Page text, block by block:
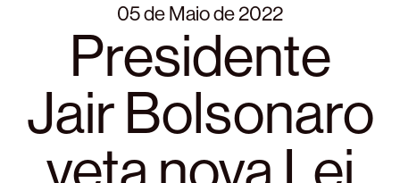
05 de Maio de 2022
Presidente
Jair Bolsonaro